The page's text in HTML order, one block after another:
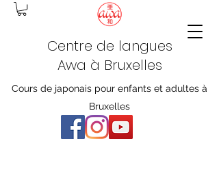
Centre de langues
Awa à Bruxelles
Cours de japonais pour enfants et adultes à
Bruxelles